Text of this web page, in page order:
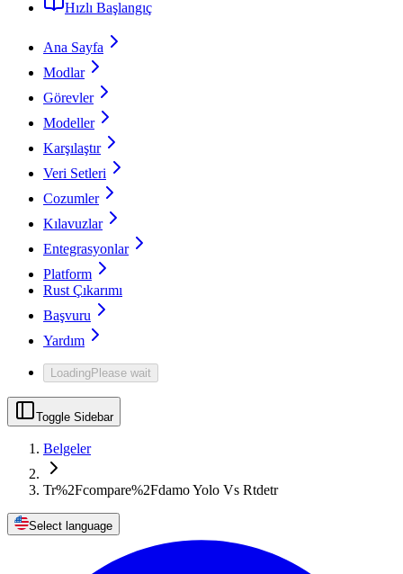
Hızlı Başlangıç
Ana Sayfa
Modlar
Görevler
Modeller
Karşılaştır
Veri Setleri
Cozumler
Kılavuzlar
Entegrasyonlar
Platform
Rust Çıkarımı
Başvuru
Yardım
LoadingPlease wait
Toggle Sidebar
Belgeler
Tr%2Fcompare%2Fdamo Yolo Vs Rtdetr
Select language